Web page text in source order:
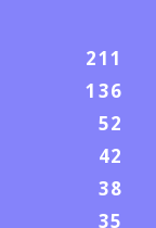
211
136
52
42
38
35